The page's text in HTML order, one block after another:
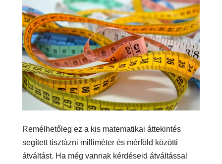
Remélhetőleg ez a kis matematikai áttekintés
segített tisztázni milliméter és mérföld közötti
átváltást. Ha még vannak kérdéseid átváltással